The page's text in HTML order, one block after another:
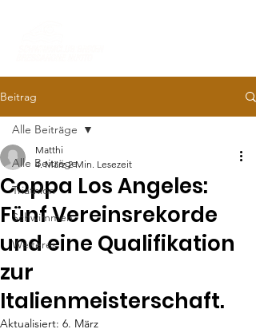
Beitrag
Alle Beiträge
Triathlon
Schwimmen
Weiteres
Alle Beiträge
Coppa Los Angeles:
Fünf Vereinsrekorde
und eine Qualifikation
zur
Italienmeisterschaft.
Matthi
4. März 2 Min. Lesezeit
Aktualisiert: 6. März